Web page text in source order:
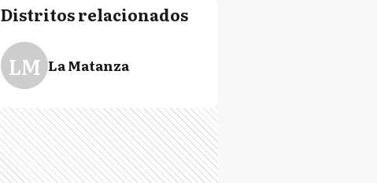
Distritos relacionados
LM La Matanza